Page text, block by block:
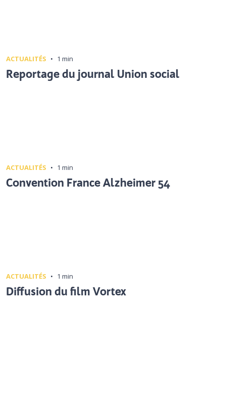
ACTUALITÉS • 1 min
Reportage du journal Union social
ACTUALITÉS • 1 min
Convention France Alzheimer 54
ACTUALITÉS • 1 min
Diffusion du film Vortex